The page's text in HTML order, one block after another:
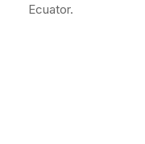
Ecuator.